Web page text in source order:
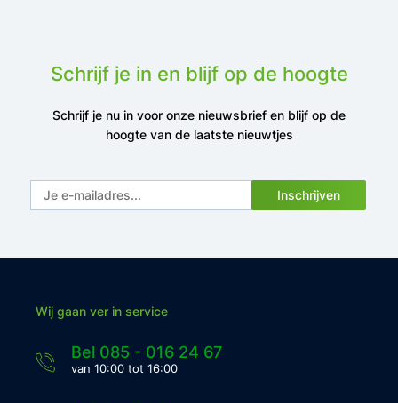
Schrijf je in en blijf op de hoogte
Schrijf je nu in voor onze nieuwsbrief en blijf op de
hoogte van de laatste nieuwtjes
Inschrijven
Wij gaan ver in service
Bel 085 - 016 24 67
van 10:00 tot 16:00